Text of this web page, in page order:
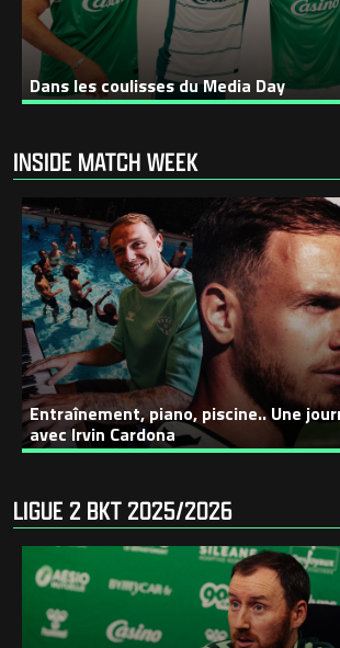
Dans les coulisses du Media Day
INSIDE MATCH WEEK
Entraînement, piano, piscine.. Une
avec Irvin Cardona
LIGUE 2 BKT 2025/2026